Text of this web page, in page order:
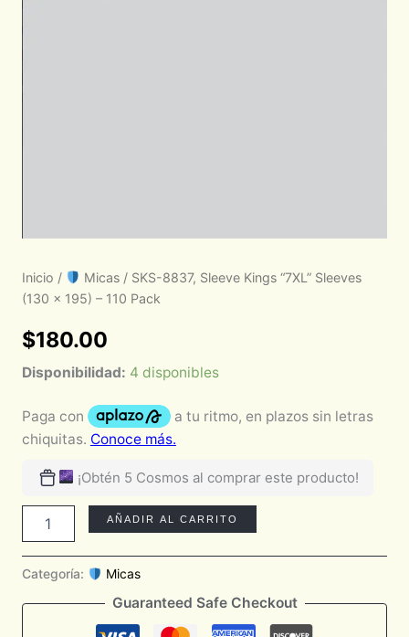
Inicio / Micas / SKS-8837, Sleeve Kings “7XL” Sleeves
(130 x 195) – 110 Pack
$180.00
Disponibilidad: 4 disponibles
¡Obtén 5 Cosmos al comprar este producto!
AÑADIR AL CARRITO
Categoría: Micas
Guaranteed Safe Checkout